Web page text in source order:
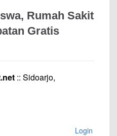
Rumah Sakit
Gratis
:: Sidoarjo,
Login